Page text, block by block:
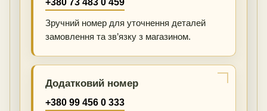
+380 73 483 0 459
Зручний номер для уточнення деталей
замовлення та зв’язку з магазином.
Додатковий номер
+380 99 456 0 333